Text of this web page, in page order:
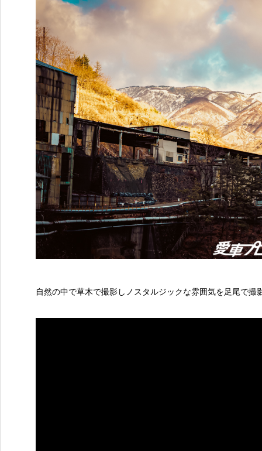
自然の中で草木で撮影しノスタルジックな雰囲気を足尾で撮